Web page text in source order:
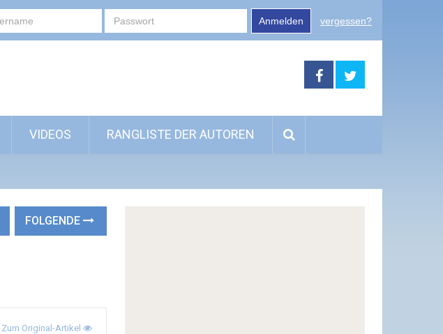
Anmelden vergessen?
VIDEOS RANGLISTE DER AUTOREN
FOLGENDE
Zum Original-Artikel